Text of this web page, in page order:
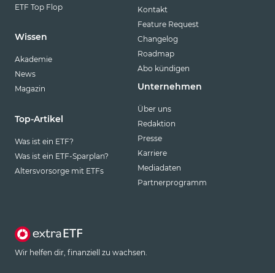
ETF Top Flop
Wissen
Akademie
News
Magazin
Top-Artikel
Was ist ein ETF?
Was ist ein ETF-Sparplan?
Altersvorsorge mit ETFs
Kontakt
Feature Request
Changelog
Roadmap
Abo kündigen
Unternehmen
Über uns
Redaktion
Presse
Karriere
Mediadaten
Partnerprogramm
Wir helfen dir, finanziell zu wachsen.